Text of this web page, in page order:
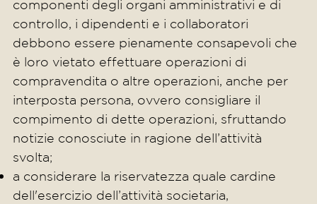
componenti degli organi amministrativi e di
controllo, i dipendenti e i collaboratori
debbono essere pienamente consapevoli che
è loro vietato effettuare operazioni di
compravendita o altre operazioni, anche per
interposta persona, ovvero consigliare il
compimento di dette operazioni, sfruttando
notizie conosciute in ragione dell’attività
svolta;
a considerare la riservatezza quale cardine
dell'esercizio dell’attività societaria,